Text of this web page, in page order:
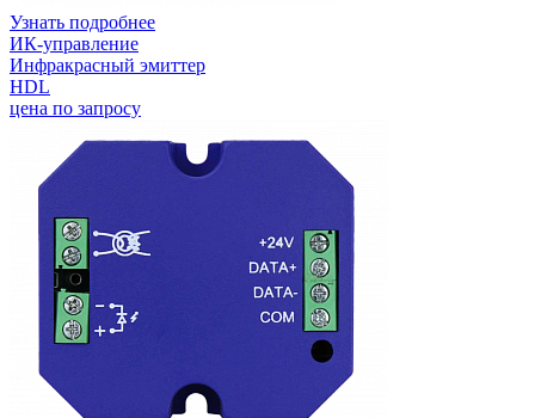
Узнать подробнее
ИК-управление
Инфракрасный эмиттер
HDL
цена по запросу